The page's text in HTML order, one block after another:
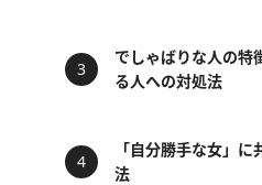
でしゃばりな人の特
る人への対処法
「自分勝手な女」
法